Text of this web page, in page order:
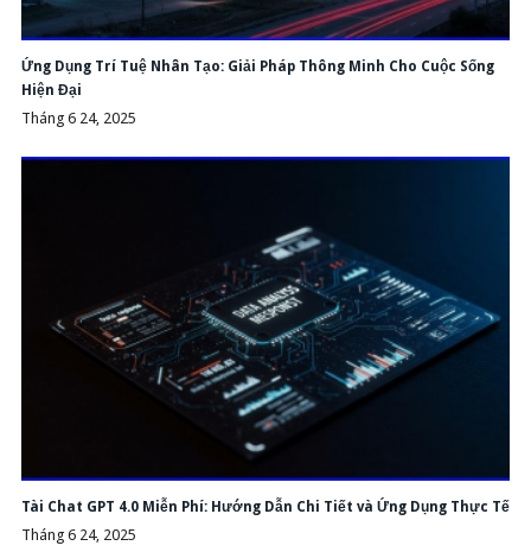
Ứng Dụng Trí Tuệ Nhân Tạo: Giải Pháp Thông Minh Cho Cuộc Sống
Hiện Đại
Tháng 6 24, 2025
Tài Chat GPT 4.0 Miễn Phí: Hướng Dẫn Chi Tiết và Ứng Dụng Thực Tế
Tháng 6 24, 2025